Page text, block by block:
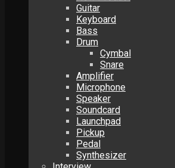
Guitar
Keyboard
Bass
Drum
Cymbal
Snare
Amplifier
Microphone
Speaker
Soundcard
Launchpad
Pickup
Pedal
Synthesizer